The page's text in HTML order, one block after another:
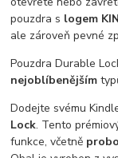
pouzdra s logem
ale zároveň pevné
Pouzdra Durable
nejoblíbenějším
Dodejte svému
Lock. Tento
funkce, včetně